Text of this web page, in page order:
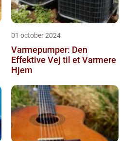
01 october 2024
Varmepumper: Den
Effektive Vej til et Varmere
Hjem